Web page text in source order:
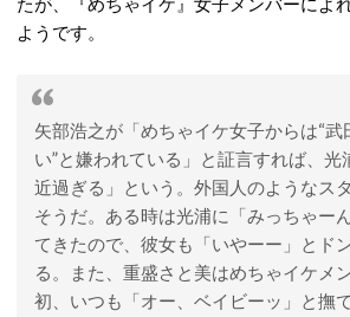
ようです。
矢部浩之が「めちゃイケ女子からは“武
い”と嫌われている」と証言すれば、光
近過ぎる」という。外国人のようなス
そうだ。ある時は光浦に「みっちゃー
てきたので、彼女も「いやーー」とド
る。また、重盛さと美はめちゃイケメ
初、いつも「オー、ベイビーッ」と撫